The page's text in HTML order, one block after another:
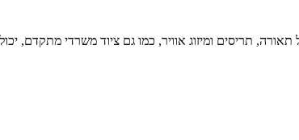
תאורה, תריסים ומיזוג אוויר, כמו גם ציוד משרדי מתקדם,